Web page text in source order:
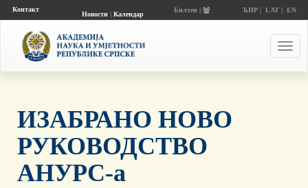
Контакт
Новости| Календар
Билтен | ЋИР| LAT| EN
ИЗАБРАНО НОВО
РУКОВОДСТВО
АНУРС-а